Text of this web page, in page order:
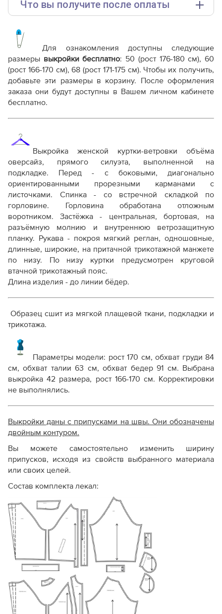
Что вы получите после оплаты
Выкройка PDF для печати на принтере A4 или
плоттере A0 с шириной печати 810мм в зависимости
от выбора формата
Инструкция-куртка-Вивьен240.pdf
Дополнительные файлы:
Терминология ВТО
Как распечатывать выкройки
Как скорректировать готовую выкройку по росту
Для ознакомления доступны следующие
размеры выкройки бесплатно: 50 (рост 176-180 см), 60
(рост 166-170 см), 68 (рост 171-175 см). Чтобы их получить,
добавьте эти размеры в корзину. После оформления
заказа они будут доступны в Вашем личном кабинете
бесплатно.
Выкройка женской куртки-ветровки объёма
оверсайз, прямого силуэта, выполненной на
подкладке.
Перед - с боковыми, диагонально
ориентированными прорезными карманами с
листочками. Спинка - со встречной складкой по
горловине.
Горловина обработана отложным
воротником.Застёжка - центральная, бортовая, на
разъёмную молнию и внутреннюю ветрозащитную
планку.
Рукава - покроя мягкий реглан, одношовные,
длинные, широкие, на притачной трикотажной манжете
по низу. По низу куртки предусмотрен круговой
втачной трикотажный пояс.
Длина изделия - до линии бёдер.
Образец сшит из мягкой плащевой ткани, подкладки и
трикотажа.
Параметры модели: рост 170 см, обхват груди 84
см, обхват талии 63 см, обхват бедер 91 см. Выбрана
выкройка 42 размера, рост 166-170 см. Корректировки
не выполнялись.
Выкройки даны с припусками на швы. Они обозначены
двойным контуром.
Вы можете самостоятельно изменить ширину
припусков, исходя из свойств выбранного материала
или своих целей.
Состав комплекта лекал: